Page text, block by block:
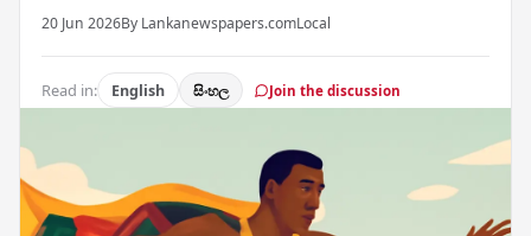
20 Jun 2026By Lankanewspapers.comLocal
Read in: English සිංහල Join the discussion